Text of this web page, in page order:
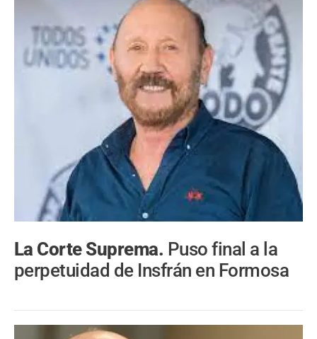
La Corte Suprema. Puso final a la
perpetuidad de Insfrán en Formosa